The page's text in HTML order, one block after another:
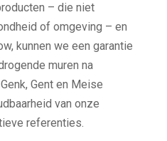
– die niet
of omgeving – en
kunnen we een garantie
muren na
Gent en Meise
van onze
referenties.